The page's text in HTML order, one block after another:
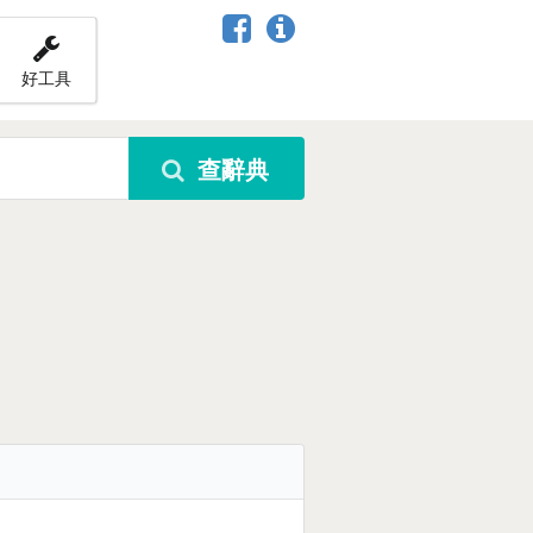
好工具
查辭典